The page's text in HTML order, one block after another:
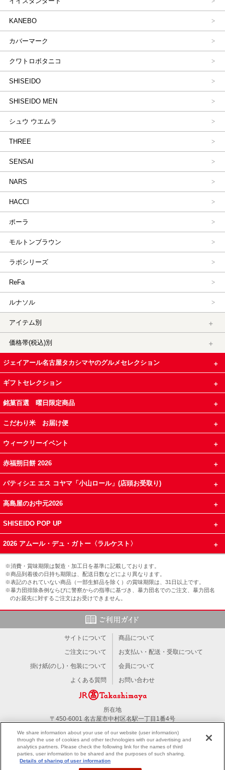
KANEBO
カバーマーク
クワトロボタニコ
SHISEIDO
SHISEIDO MEN
シュウ ウエムラ
THREE
SENSAI
NARS
HACCI
ポーラ
モルトンブラウン
ラボシリーズ
ReFa
ルナソル
アイテム別
価格帯(税込)別
ジェイアール名古屋タカシマヤのグルメセレクション
ギフトセレクション
銘菓百選 曜日限定商品
こだわり米 お届け便
ウィークリーイベント
赤福朔日餅 2026
パティシエ エス コヤマ「小山ロール」(店頭お受取り)
高島屋のお中元2026
SHISEIDO POP UP
2026 アムール・デュ・ガトー〈ラルケスト〉
※消費・賞味期限は製造・加工日を基準に記載しております。
※商品到着後の日持ち期限は、配送日数などにより異なります。
※表記のされていない商品（一部生鮮品を除く）の賞味期限は、31日以上です。
※暴力団排除条例ならびに警察からの指導に基づき、暴力団名でのご注文、暴力団名
のお届先に対するご注文はお受けできません。
サイトについて
商品について
ご注文について
お支払い・配送・受取について
掛け紙(のし)・包装について
会員について
よくある質問
お問い合わせ
所在地
〒450-6001 名古屋市中村区名駅一丁目1番4号
PC版を見る
We share information about your use of our website (user information)
through the use of cookies and other technologies with our advertising and
analytics partners. Please check the following link for the names of third
parties, user information to be shared and the purposes of such sharing.
Details of sharing of user information